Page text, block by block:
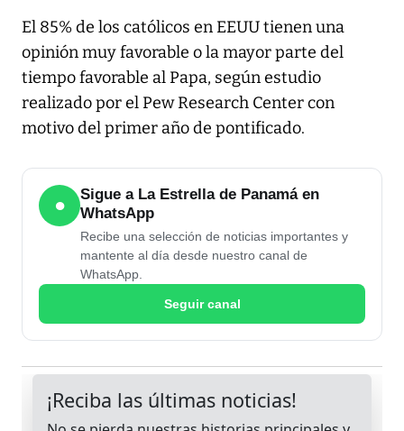
El 85% de los católicos en EEUU tienen una
opinión muy favorable o la mayor parte del
tiempo favorable al Papa, según estudio
realizado por el Pew Research Center con
motivo del primer año de pontificado.
●
Sigue a La Estrella de Panamá en
WhatsApp
Recibe una selección de noticias importantes y
mantente al día desde nuestro canal de
WhatsApp.
Seguir canal